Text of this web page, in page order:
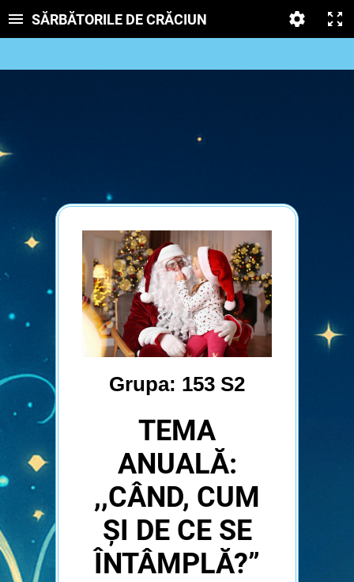
SĂRBĂTORILE DE CRĂCIUN
Grupa: 153 S2
TEMA
ANUALĂ:
,,CÂND, CUM
ȘI DE CE SE
ÎNTÂMPLĂ?”